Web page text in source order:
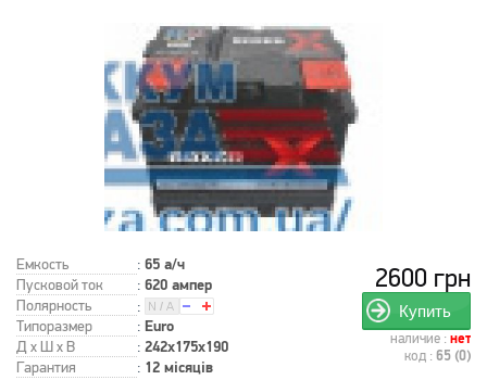
Емкость : 65 а/ч
Пусковой ток : 620 ампер
Полярность
:
Типоразмер
: Euro
Д x Ш x В : 242x175x190
Гарантия : 12 місяців
2600 грн
Купить
наличие : нет
код : 65 (0)